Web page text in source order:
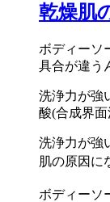
乾燥肌
ボディーソ
具合が違う
洗浄力が強
酸(合成界面
洗浄力が強
肌の原因に
ボディーソ